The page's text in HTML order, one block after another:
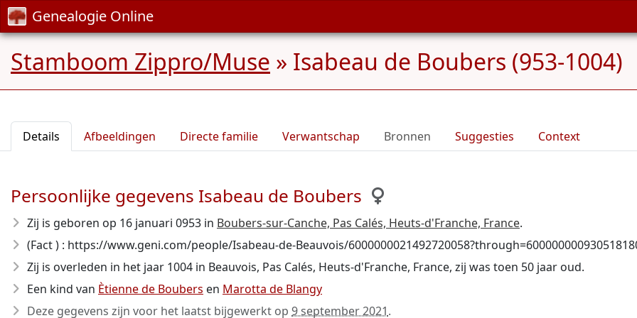
Genealogie Online
Stamboom Zippro/Muse » Isabeau de Boubers (953-1004)
Details Afbeeldingen Directe familie Verwantschap Bronnen Suggesties Context
Persoonlijke gegevens Isabeau de Boubers
Zij is geboren op 16 januari 0953 in Boubers-sur-Canche, Pas Calés, Heuts-d'Franche, France.
(Fact ) : https://www.geni.com/people/Isabeau-de-Beauvois/
Zij is overleden in het jaar 1004 in Beauvois, Pas Calés, Heuts-d'Franche, France, zij was toen 50 jaar oud.
Een kind van Ètienne de Boubers en Marotta de Blangy
Deze gegevens zijn voor het laatst bijgewerkt op 9 september 2021.